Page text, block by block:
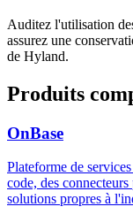
Auditez l'utilisation
assurez une
de Hyland.
Produits
OnBase
Plateforme de
code, des
solutions propres à